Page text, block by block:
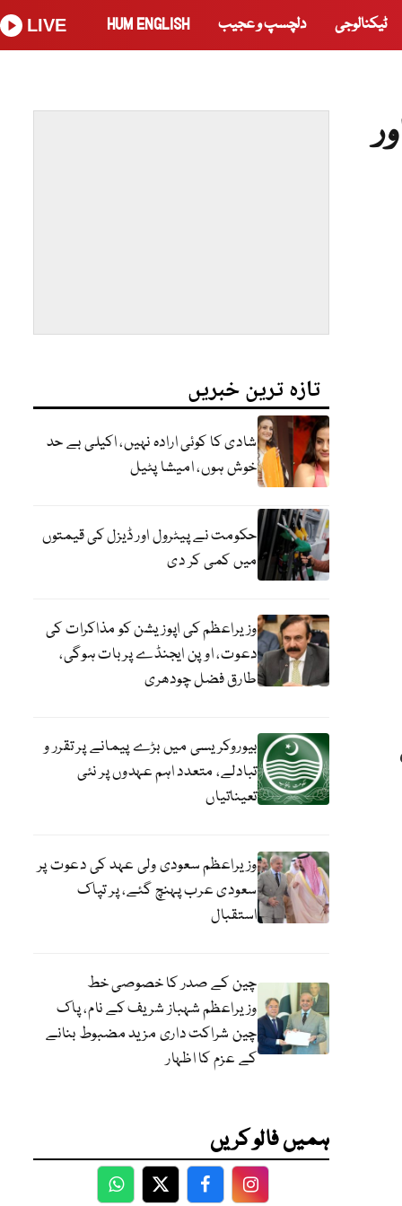
ٹیکنالوجی دلچسپ و عجیب HUM ENGLISH
LIVE
تازہ ترین خبریں
شادی کا کوئی ارادہ نہیں، اکیلی بے حد
خوش ہوں، امیشا پٹیل
حکومت نے پیٹرول اور ڈیزل کی قیمتوں
میں کمی کر دی
وزیراعظم کی اپوزیشن کو مذاکرات کی
دعوت، اوپن ایجنڈے پر بات ہوگی،
طارق فضل چودھری
بیوروکریسی میں بڑے پیمانے پر تقرر و
تبادلے، متعدد اہم عہدوں پر نئی
تعیناتیاں
وزیراعظم سعودی ولی عہد کی دعوت پر
سعودی عرب پہنچ گئے، پر تپاک
استقبال
چین کے صدر کا خصوصی خط
وزیراعظم شہباز شریف کے نام، پاک
چین شراکت داری مزید مضبوط بنانے
کے عزم کا اظہار
ہمیں فالو کریں
WhatsApp
TwitterFacebookFacebook